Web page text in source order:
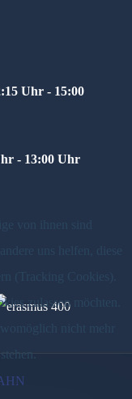
Uhr - 15:00
- 13:00 Uhr
uns helfen, diese
zulassen möchten.